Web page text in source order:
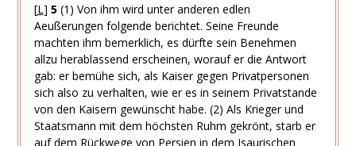
[L] 5(1) Von ihm wird unter anderen edlen
Aeußerungen folgende berichtet. Seine Freunde
machten ihm bemerklich, es dürfte sein Benehmen
allzu herablassend erscheinen, worauf er die Antwort
gab: er bemühe sich, als Kaiser gegen Privatpersonen
sich also zu verhalten, wie er es in seinem Privatstande
von den Kaisern gewünscht habe. (2) Als Krieger und
Staatsmann mit dem höchsten Ruhm gekrönt, starb er
auf dem Rückwege von Persien in dem Isaurischen